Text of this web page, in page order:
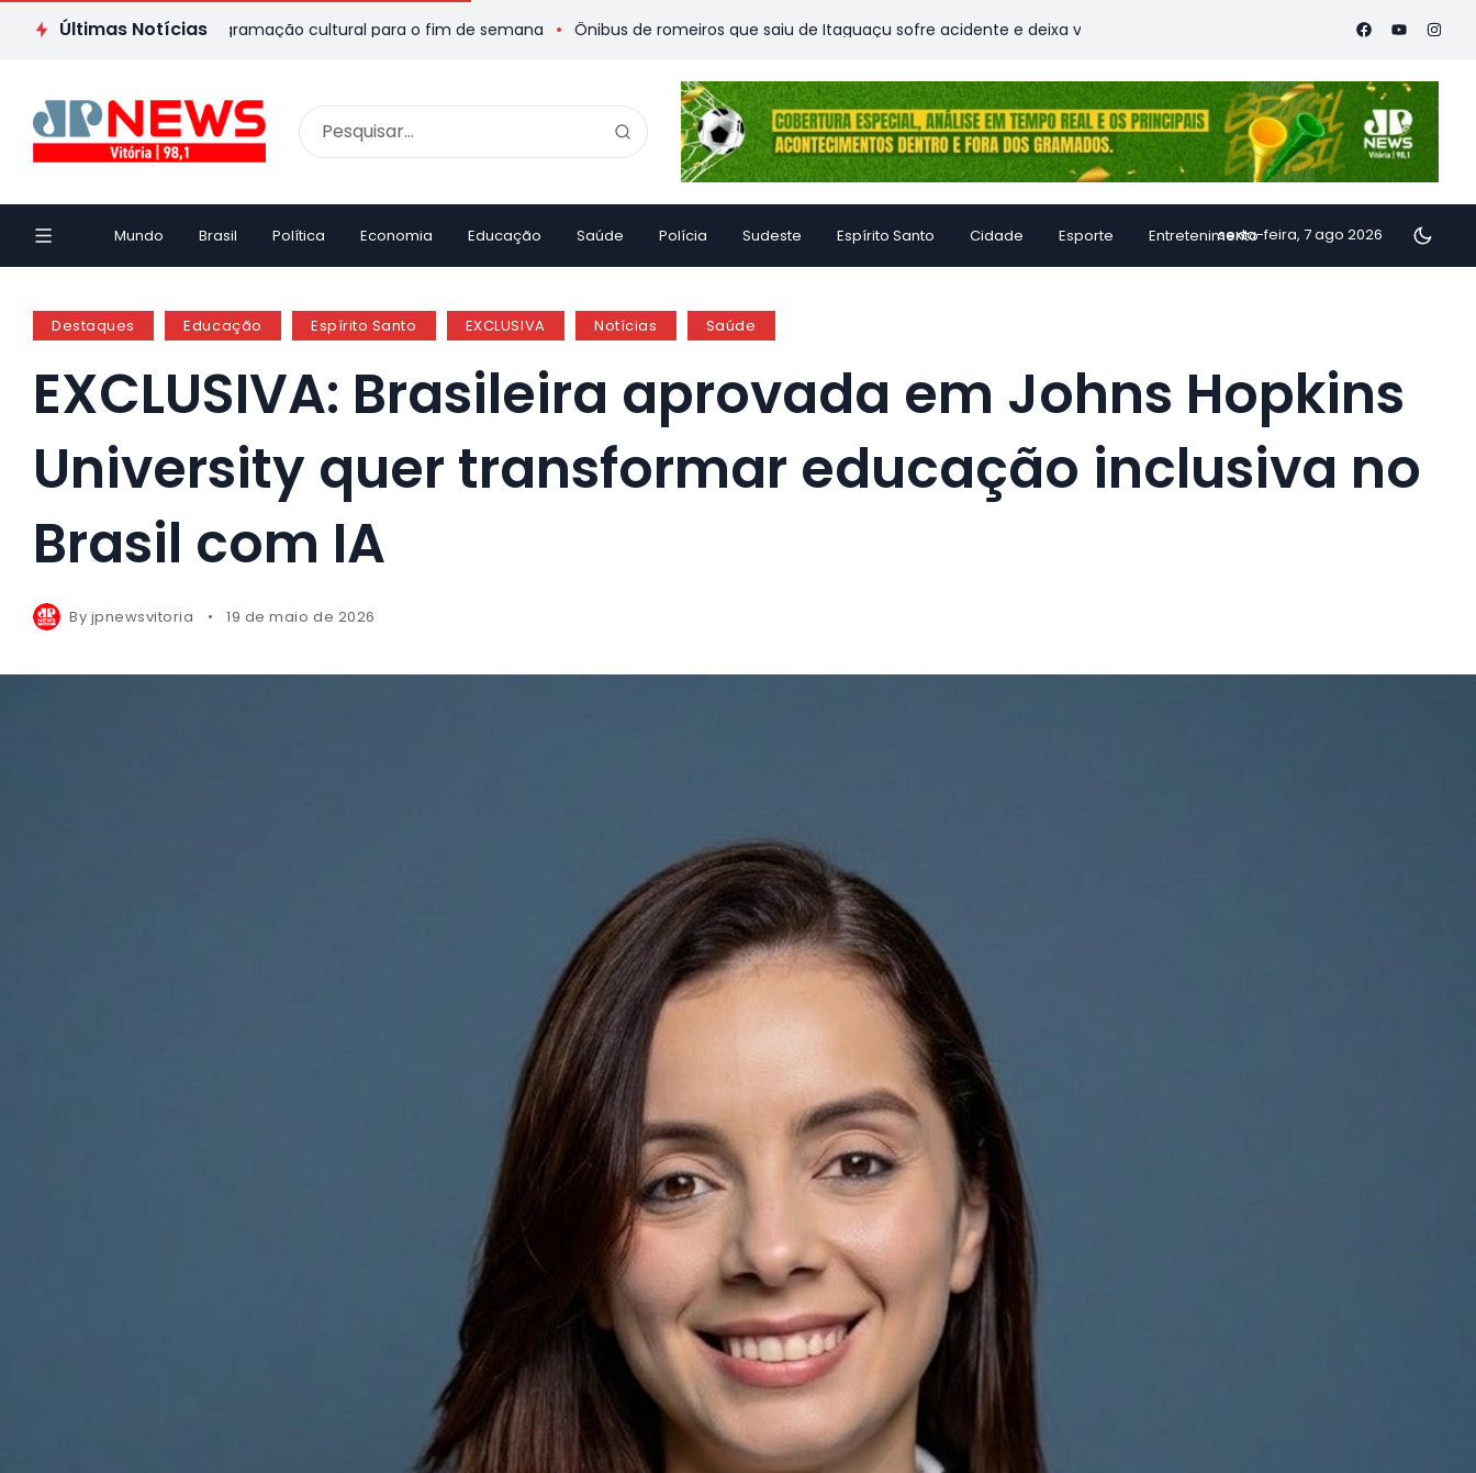
Últimas Notícias
veja passeios e programação cultural para o fim de semana Ônibus de romeiros que saiu de Itaguaçu sofre acidente e deixa vítimas Família de Alfredo Chaves transforma inhame
Mundo Brasil Política Economia Educação Saúde Polícia Sudeste Espírito Santo Cidade Esporte Entretenimentosexta-feira, 7 ago 2026
Destaques Educação Espírito Santo EXCLUSIVA Notícias Saúde
EXCLUSIVA: Brasileira aprovada em Johns Hopkins
University quer transformar educação inclusiva no
Brasil com IA
By jpnewsvitoria 19 de maio de 2026